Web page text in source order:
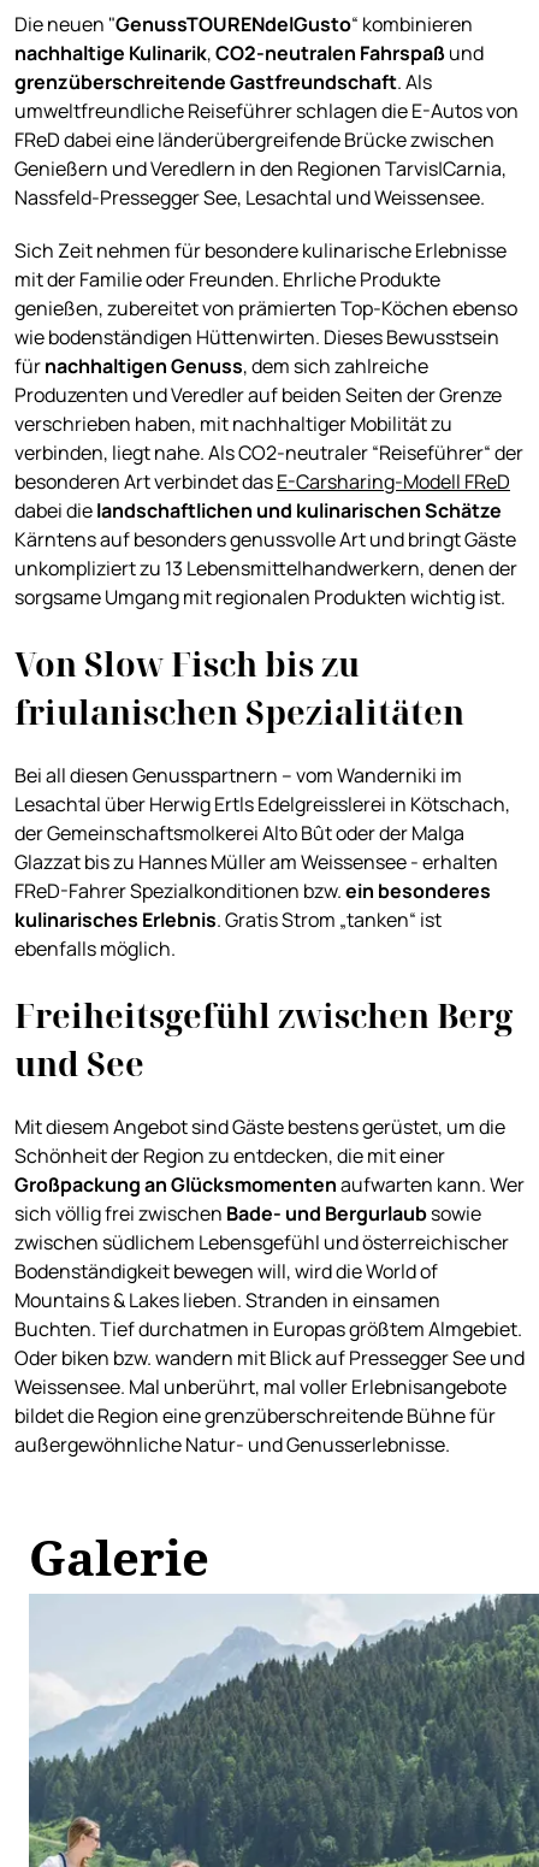
Die neuen "GenussTOURENdelGusto“ kombinieren
nachhaltige Kulinarik,CO2-neutralen Fahrspaßund
grenzüberschreitende Gastfreundschaft. Als
umweltfreundliche Reiseführer schlagen die E-Autos von
FReD dabei eine länderübergreifende Brücke zwischen
Genießern und Veredlern in den Regionen Tarvis|Carnia,
Nassfeld-Pressegger See, Lesachtal und Weissensee.
Sich Zeit nehmen für besondere kulinarische Erlebnisse
mit der Familie oder Freunden. Ehrliche Produkte
genießen, zubereitet von prämierten Top-Köchen ebenso
wie bodenständigen Hüttenwirten. Dieses Bewusstsein
fürnachhaltigen Genuss, dem sich zahlreiche
Produzenten und Veredler auf beiden Seiten der Grenze
verschrieben haben, mit nachhaltiger Mobilität zu
verbinden, liegt nahe. Als CO2-neutraler “Reiseführer“ der
besonderen Art verbindet dasE-Carsharing-Modell FReD
dabei dielandschaftlichen und kulinarischen Schätze
Kärntens auf besonders genussvolle Art und bringt Gäste
unkompliziert zu 13 Lebensmittelhandwerkern, denen der
sorgsame Umgang mit regionalen Produkten wichtig ist.
Von Slow Fisch bis zu
friulanischen Spezialitäten
Bei all diesen Genusspartnern – vom Wanderniki im
Lesachtal über Herwig Ertls Edelgreisslerei in Kötschach,
der Gemeinschaftsmolkerei Alto Bût oder der Malga
Glazzat bis zu Hannes Müller am Weissensee - erhalten
FReD-Fahrer Spezialkonditionen bzw.ein besonderes
kulinarisches Erlebnis. Gratis Strom „tanken“ ist
ebenfalls möglich.
Freiheitsgefühl zwischen Berg
und See
Mit diesem Angebot sind Gäste bestens gerüstet, um die
Schönheit der Region zu entdecken, die mit einer
Großpackung an Glücksmomentenaufwarten kann. Wer
sich völlig frei zwischen Bade- und Bergurlaubsowie
zwischen südlichem Lebensgefühl und österreichischer
Bodenständigkeit bewegen will, wird die World of
Mountains & Lakes lieben. Stranden in einsamen
Buchten. Tief durchatmen in Europas größtem Almgebiet.
Oder biken bzw. wandern mit Blick auf Pressegger See und
Weissensee. Mal unberührt, mal voller Erlebnisangebote
bildet die Region eine grenzüberschreitende Bühne für
außergewöhnliche Natur- und Genusserlebnisse.
Galerie